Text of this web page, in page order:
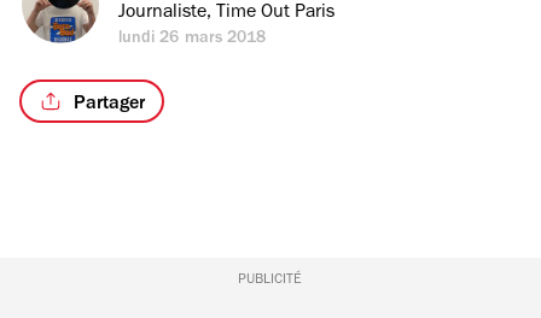
Journaliste, Time Out Paris
lundi 26 mars 2018
Partager
PUBLICITÉ